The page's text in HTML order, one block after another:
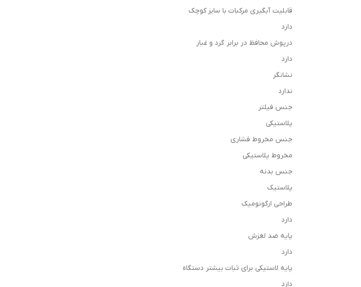
قابلیت آبگیری مرکبات با سایز کوچک
دارد
درپوش محافظ در برابر گرد و غبار
دارد
نشانگر
ندارد
جنس فیلتر
پلاستیکی
جنس مخروط فشاری
مخروط پلاستیکی
جنس بدنه
پلاستیک
طراحی ارگونومیک
دارد
پایه ضد لغزش
دارد
پایه لاستیکی برای ثبات بیشتر دستگاه
دارد